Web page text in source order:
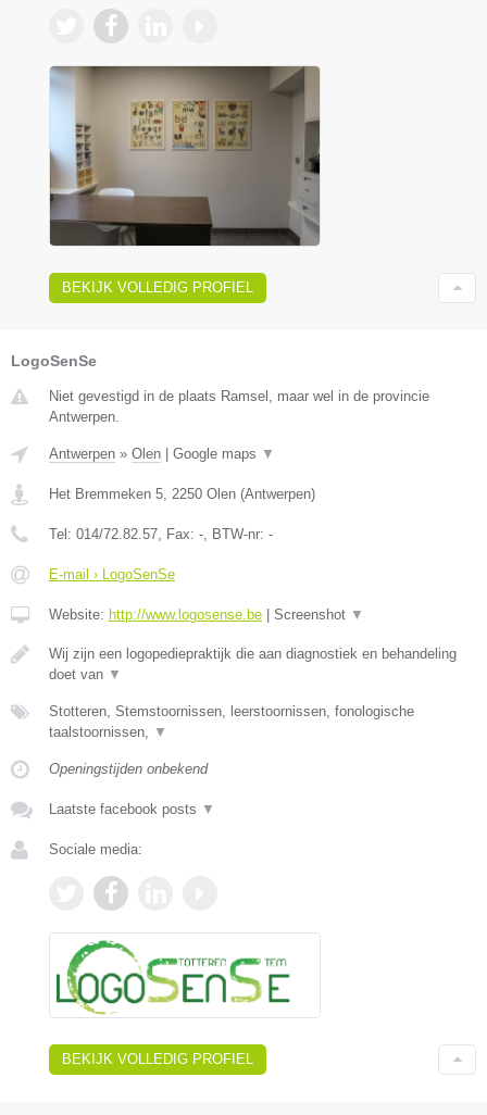
BEKIJK VOLLEDIG PROFIEL
LogoSenSe
Niet gevestigd in de plaats Ramsel, maar wel in de provincie
Antwerpen.
Antwerpen » Olen | Google maps ▼
Het Bremmeken 5 2250 Olen (Antwerpen)
Tel: 014/72.82.57 , Fax: - , BTW-nr: -
E-mail › LogoSenSe
Website: http://www.logosense.be | Screenshot ▼
Wij zijn een logopediepraktijk die aan diagnostiek en behandeling
doet van ▼
Stotteren, Stemstoornissen, leerstoornissen, fonologische
taalstoornissen,
▼
Openingstijden onbekend
Laatste facebook posts ▼
Sociale media:
BEKIJK VOLLEDIG PROFIEL